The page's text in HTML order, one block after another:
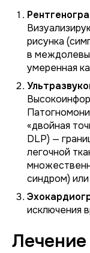
рисунка
в
умеренная
«двойная
DLP) —
легочной
синдром) или
исключения